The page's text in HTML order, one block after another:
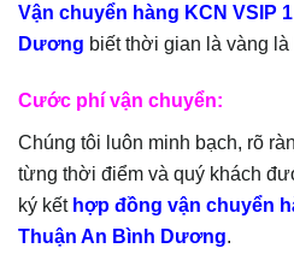
Vận chuyển hàng KCN VSIP
Dương biết thời gian là vàng
Cước phí vận chuyển:
Chúng tôi luôn minh bạch, rõ
từng thời điểm và quý khách
ký kết hợp đồng vận chuyển
Thuận An Bình Dương.